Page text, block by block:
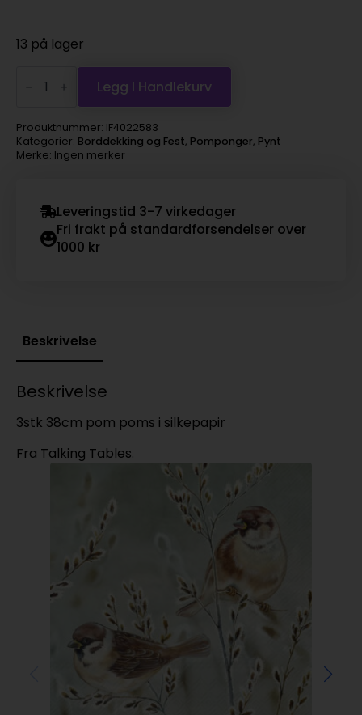
13 på lager
Decadent
Decs
pom
decorations
3stk
gold
Legg I Handlekurv
Produktnummer: IF4022583
Kategorier: Borddekking og Fest, Pomponger, Pynt
Merke: Ingen merker
Leveringstid 3-7 virkedager
Fri frakt på standardforsendelser over
1000 kr
Beskrivelse
Beskrivelse
3stk 38cm pom poms i silkepapir
Fra Talking Tables.